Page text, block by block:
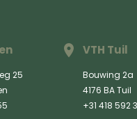
25
VTH Tuil
Bouwing 2a
4176 BA Tuil
+31 418 592